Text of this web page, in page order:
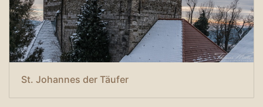
St. Johannes der Täufer